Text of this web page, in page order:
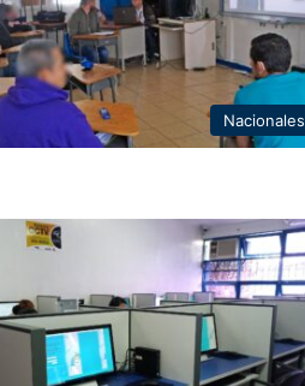
Nacionales